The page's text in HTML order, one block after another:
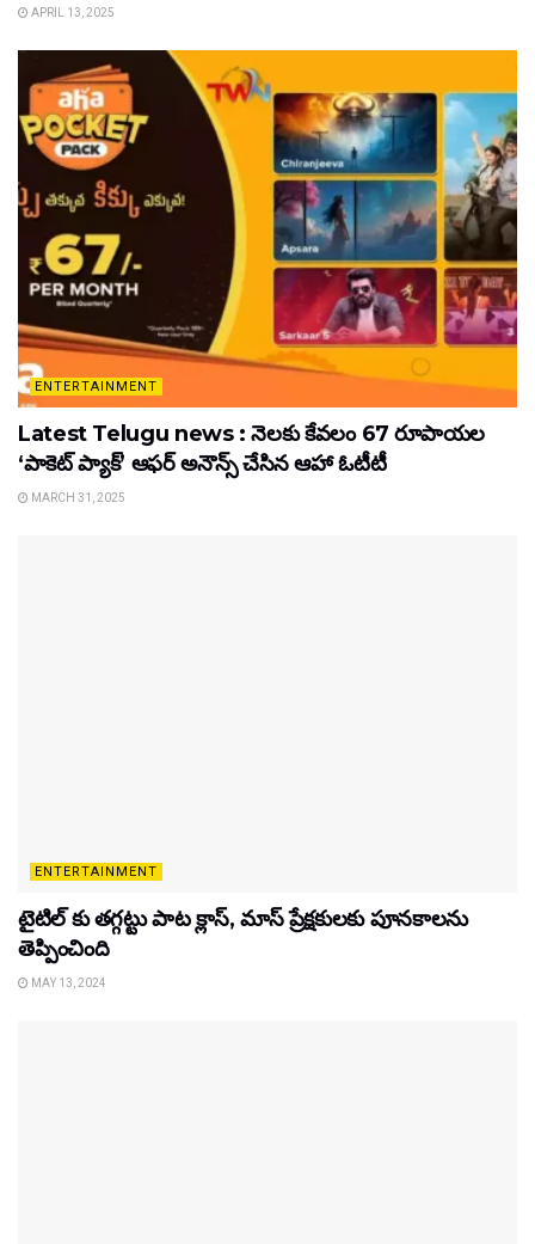
APRIL 13, 2025
ENTERTAINMENT
Latest Telugu news : నెలకు కేవలం 67 రూపాయల
‘పాకెట్ ప్యాక్’ ఆఫర్ అనౌన్స్ చేసిన ఆహా ఓటీటీ
MARCH 31, 2025
ENTERTAINMENT
టైటిల్‌ కు తగ్గట్టు పాట క్లాస్, మాస్ ప్రేక్షకులకు పూనకాలను
తెప్పించింది
MAY 13, 2024